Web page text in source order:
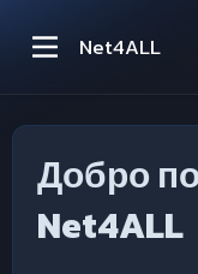
Net4ALL
Добро
Net4ALL